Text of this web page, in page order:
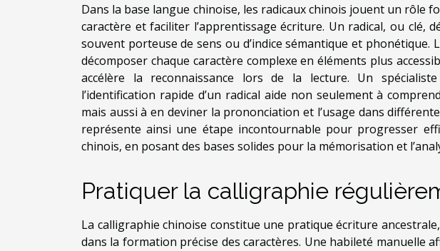
Dans la base langue chinoise, les radicaux chinois jouent un rôle
caractère et faciliter l’apprentissage écriture. Un radical, ou clé,
souvent porteuse de sens ou d’indice sémantique et phonétique.
décomposer chaque caractère complexe en éléments plus
accélère la reconnaissance lors de la lecture. Un
l’identification rapide d’un radical aide non seulement à
mais aussi à en deviner la prononciation et l’usage dans
représente ainsi une étape incontournable pour progresser
chinois, en posant des bases solides pour la mémorisation et
Pratiquer la calligraphie
La calligraphie chinoise constitue une pratique écriture
dans la formation précise des caractères. Une habileté manuelle